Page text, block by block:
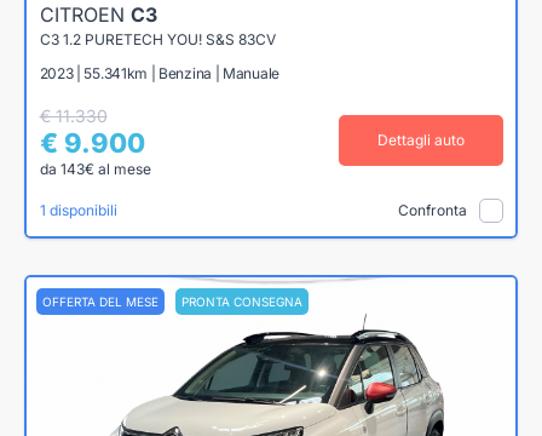
CITROEN C3
C3 1.2 PURETECH YOU! S&S 83CV
2023 | 55.341km | Benzina | Manuale
€ 11.330
€ 9.900
da 143€ al mese
Dettagli auto
1 disponibili Confronta
OFFERTA DEL MESE PRONTA CONSEGNA